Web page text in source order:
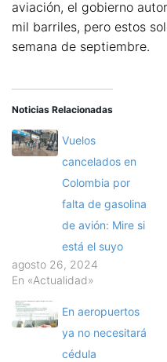
aviación, el gobierno
mil barriles, pero estos
semana de septiembre.
Noticias Relacionadas
Vuelos
cancelados en
Colombia por
falta de gasolina
de avión: Mire si
está el suyo
agosto 26, 2024
En «Actualidad»
En aeropuertos
ya no necesitará
cédula